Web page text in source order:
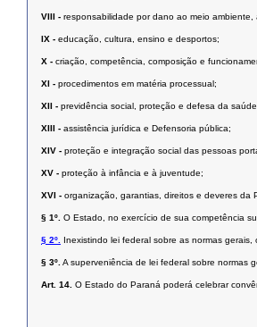
VIII - responsabilidade por dano ao meio
IX - educação, cultura, ensino e desportos;
X - criação, competência, composição e
XI - procedimentos em matéria processual;
XII - previdência social, proteção e defesa da
XIII - assistência jurídica e Defensoria pública;
XIV - proteção e integração social das pessoas
XV - proteção à infância e à juventude;
XVI - organização, garantias, direitos e deveres da
§ 1º. O Estado, no exercício de sua competência
§ 2º. Inexistindo lei federal sobre as normas
§ 3º. A superveniência de lei federal sobre normas
Art. 14. O Estado do Paraná poderá celebrar